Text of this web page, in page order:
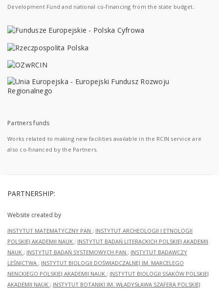
Development Fund and national co-financing from the state budget.
Partners funds
Works related to making new facilities available in the RCIN service are
also co-financed by the Partners.
PARTNERSHIP:
Website created by
INSTYTUT MATEMATYCZNY PAN ; INSTYTUT ARCHEOLOGII I ETNOLOGII
POLSKIEJ AKADEMII NAUK ; INSTYTUT BADAŃ LITERACKICH POLSKIEJ AKADEMII
NAUK ; INSTYTUT BADAŃ SYSTEMOWYCH PAN ; INSTYTUT BADAWCZY
LEŚNICTWA ; INSTYTUT BIOLOGII DOŚWIADCZALNEJ IM. MARCELEGO
NENCKIEGO POLSKIEJ AKADEMII NAUK ; INSTYTUT BIOLOGII SSAKÓW POLSKIEJ
AKADEMII NAUK ; INSTYTUT BOTANIKI IM. WŁADYSŁAWA SZAFERA POLSKIEJ